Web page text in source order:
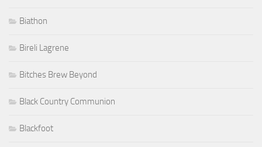
Biathon
Bireli Lagrene
Bitches Brew Beyond
Black Country Communion
Blackfoot